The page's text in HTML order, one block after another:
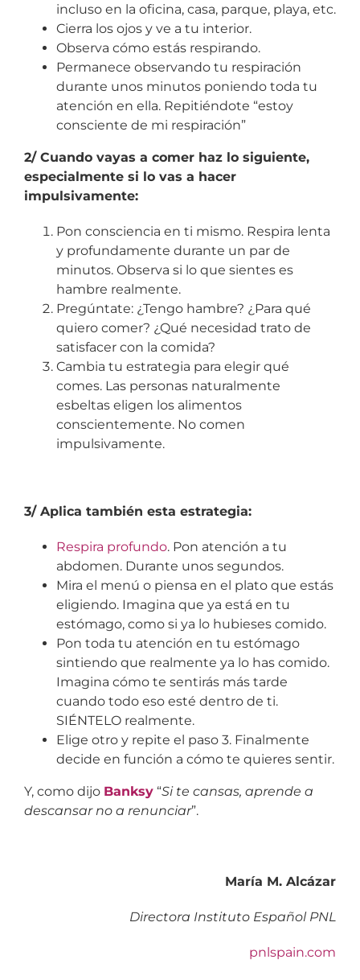
incluso en la oficina, casa, parque, playa, etc.
Cierra los ojos y ve a tu interior.
Observa cómo estás respirando.
Permanece observando tu respiración
durante unos minutos poniendo toda tu
atención en ella. Repitiéndote “estoy
consciente de mi respiración”
2/ Cuando vayas a comer haz lo siguiente,
especialmente si lo vas a hacer
impulsivamente:
Pon consciencia en ti mismo. Respira lenta
y profundamente durante un par de
minutos. Observa si lo que sientes es
hambre realmente.
Pregúntate: ¿Tengo hambre? ¿Para qué
quiero comer? ¿Qué necesidad trato de
satisfacer con la comida?
Cambia tu estrategia para elegir qué
comes. Las personas naturalmente
esbeltas eligen los alimentos
conscientemente. No comen
impulsivamente.
3/ Aplica también esta estrategia:
Respira profundo. Pon atención a tu
abdomen. Durante unos segundos.
Mira el menú o piensa en el plato que estás
eligiendo. Imagina que ya está en tu
estómago, como si ya lo hubieses comido.
Pon toda tu atención en tu estómago
sintiendo que realmente ya lo has comido.
Imagina cómo te sentirás más tarde
cuando todo eso esté dentro de ti.
SIÉNTELO realmente.
Elige otro y repite el paso 3. Finalmente
decide en función a cómo te quieres sentir.
Y, como dijo Banksy“Si te cansas, aprende a
descansar no a renunciar”.
María M. Alcázar
Directora Instituto Español PNL
pnlspain.com